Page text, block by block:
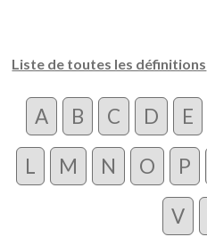
Liste de toutes les définitions
A B C D E
L M N O P
V